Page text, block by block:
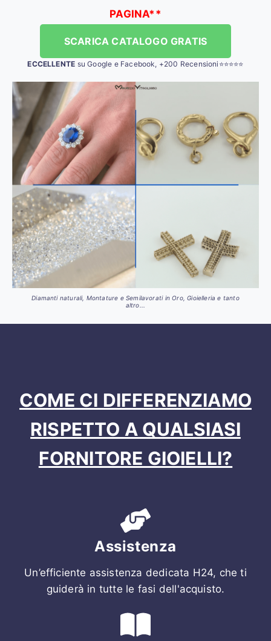
PAGINA**
SCARICA CATALOGO GRATIS
ECCELLENTE su Google e Facebook, +200 Recensioni⭐⭐⭐⭐⭐
Diamanti naturali, Montature e Semilavorati in Oro, Gioielleria e tanto
altro...
COME CI DIFFERENZIAMO
RISPETTO A QUALSIASI
FORNITORE GIOIELLI?
Assistenza
Un’efficiente assistenza dedicata H24, che ti
guiderà in tutte le fasi dell'acquisto.